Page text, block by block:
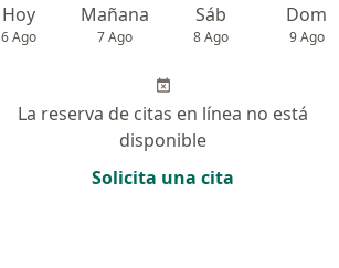
Hoy
6 Ago
Mañana
7 Ago
Sáb
8 Ago
Dom
9 Ago
La reserva de citas en línea no está
disponible
Solicita una cita